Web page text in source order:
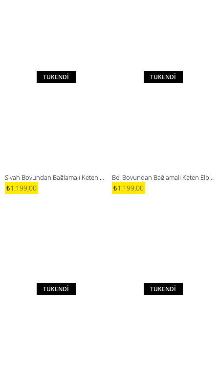
TÜKENDI
Siyah Boyundan Bağlamalı Keten Elbise
₺1.199,00
TÜKENDI
Bej Boyundan Bağlamalı Keten Elbise
₺1.199,00
TÜKENDI TÜKENDI